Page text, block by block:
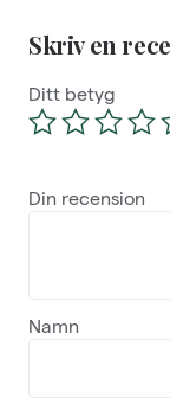
Skriv en
Ditt betyg
Din recension
Namn